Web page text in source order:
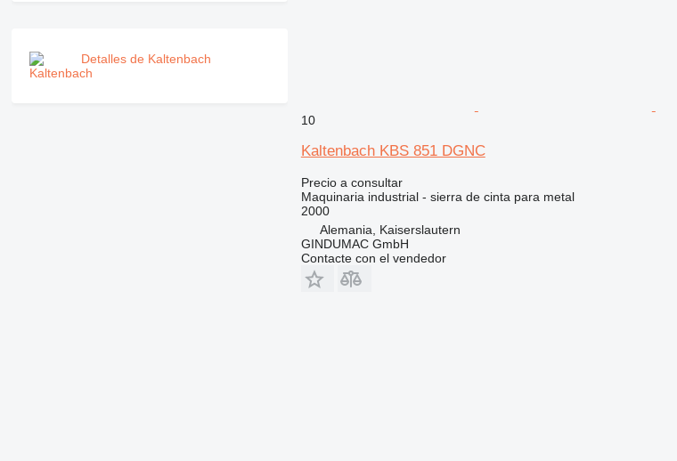
Detalles de Kaltenbach
10
Kaltenbach KBS 851 DGNC
Precio a consultar
Maquinaria industrial - sierra de cinta para metal
2000
Alemania, Kaiserslautern
GINDUMAC GmbH
Contacte con el vendedor